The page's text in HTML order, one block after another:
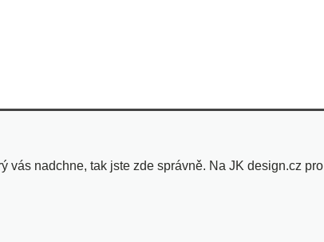
vás nadchne, tak jste zde správně. Na JK design.cz pro